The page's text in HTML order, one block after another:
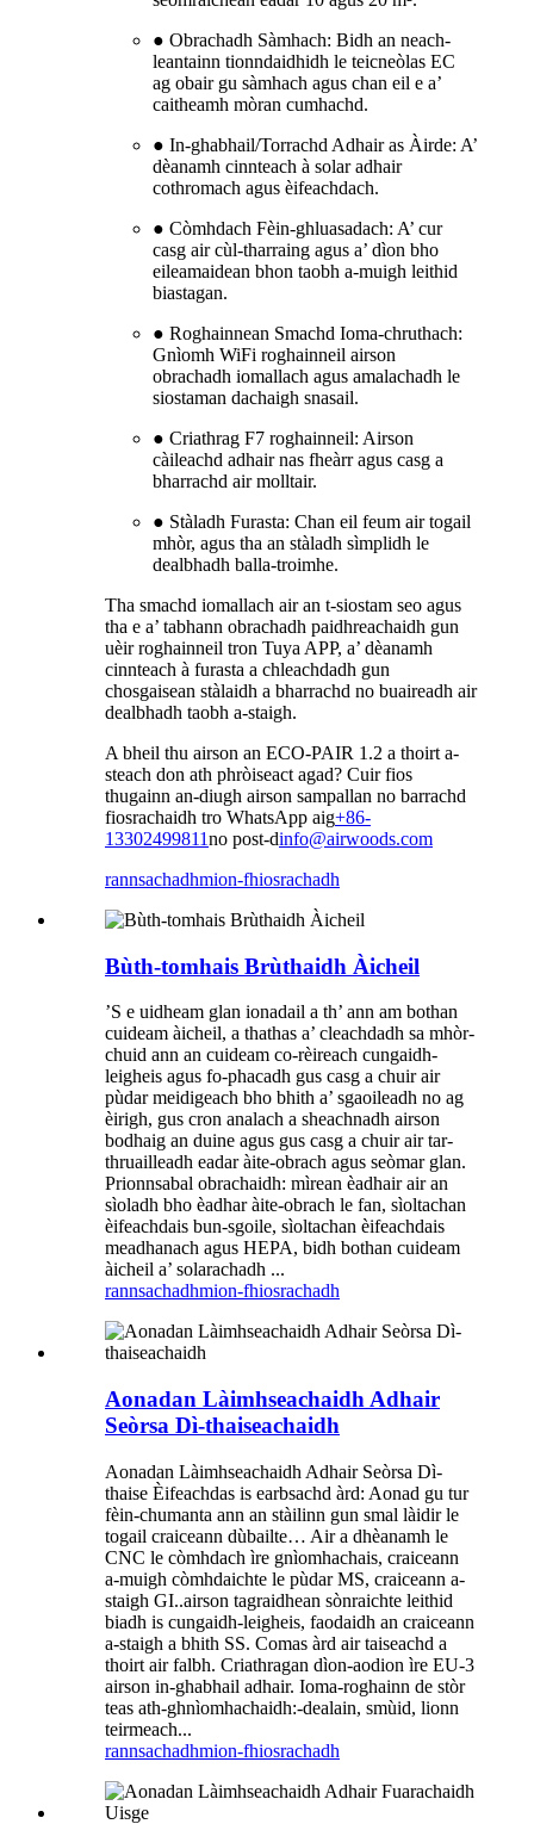
● Obrachadh Sàmhach: Bidh an neach-
leantainn tionndaidhidh le teicneòlas EC
ag obair gu sàmhach agus chan eil e a’
caitheamh mòran cumhachd.
● In-ghabhail/Torrachd Adhair as Àirde: A’
dèanamh cinnteach à solar adhair
cothromach agus èifeachdach.
● Còmhdach Fèin-ghluasadach: A’ cur
casg air cùl-tharraing agus a’ dìon bho
eileamaidean bhon taobh a-muigh leithid
biastagan.
● Roghainnean Smachd Ioma-chruthach:
Gnìomh WiFi roghainneil airson
obrachadh iomallach agus amalachadh le
siostaman dachaigh snasail.
● Criathrag F7 roghainneil: Airson
càileachd adhair nas fheàrr agus casg a
bharrachd air molltair.
● Stàladh Furasta: Chan eil feum air togail
mhòr, agus tha an stàladh sìmplidh le
dealbhadh balla-troimhe.
Tha smachd iomallach air an t-siostam seo agus
tha e a’ tabhann obrachadh paidhreachaidh gun
uèir roghainneil tron ​​Tuya APP, a’ dèanamh
cinnteach à furasta a chleachdadh gun
chosgaisean stàlaidh a bharrachd no buaireadh air
dealbhadh taobh a-staigh.
A bheil thu airson an ECO-PAIR 1.2 a thoirt a-
steach don ath phròiseact agad? Cuir fios
thugainn an-diugh airson sampallan no barrachd
fiosrachaidh tro WhatsApp aig+86-
13302499811no post-dinfo@airwoods.com
rannsachadhmion-fhiosrachadh
Bùth-tomhais Brùthaidh Àicheil
’S e uidheam glan ionadail a th’ ann am bothan
cuideam àicheil, a thathas a’ cleachdadh sa mhòr-
chuid ann an cuideam co-rèireach cungaidh-
leigheis agus fo-phacadh gus casg a chuir air
pùdar meidigeach bho bhith a’ sgaoileadh no ag
èirigh, gus cron analach a sheachnadh airson
bodhaig an duine agus gus casg a chuir air tar-
thruailleadh eadar àite-obrach agus seòmar glan.
Prionnsabal obrachaidh: mìrean èadhair air an
sìoladh bho èadhar àite-obrach le fan, sìoltachan
èifeachdais bun-sgoile, sìoltachan èifeachdais
meadhanach agus HEPA, bidh bothan cuideam
àicheil a’ solarachadh ...
rannsachadhmion-fhiosrachadh
Aonadan Làimhseachaidh Adhair
Seòrsa Dì-thaiseachaidh
Aonadan Làimhseachaidh Adhair Seòrsa Dì-
thaise Èifeachdas is earbsachd àrd: Aonad gu tur
fèin-chumanta ann an stàilinn gun smal làidir le
togail craiceann dùbailte… Air a dhèanamh le
CNC le còmhdach ìre gnìomhachais, craiceann
a-muigh còmhdaichte le pùdar MS, craiceann a-
staigh GI..airson tagraidhean sònraichte leithid
biadh is cungaidh-leigheis, faodaidh an craiceann
a-staigh a bhith SS. Comas àrd air taiseachd a
thoirt air falbh. Criathragan dìon-aodion ìre EU-3
airson in-ghabhail adhair. Ioma-roghainn de stòr
teas ath-ghnìomhachaidh:-dealain, smùid, lionn
teirmeach...
rannsachadhmion-fhiosrachadh